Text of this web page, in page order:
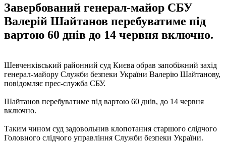
Завербований генерал-майор СБУ
Валерій Шайтанов перебуватиме під
вартою 60 днів до 14 червня включно.
Шевченківський районний суд Києва обрав запобіжний захід
генерал-майору Служби безпеки України Валерію Шайтанову,
повідомляє прес-служба СБУ.
Шайтанов перебуватиме під вартою 60 днів, до 14 червня
включно.
Таким чином суд задовольнив клопотання старшого слідчого
Головного слідчого управління Служби безпеки України.